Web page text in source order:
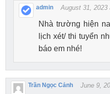
admin August 31, 2023
Nhà trường hiện
lịch xét/ thi tuyển
báo em nhé!
Trần Ngọc Cảnh June 9,